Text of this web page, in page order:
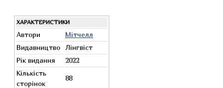
ХАРАКТЕРИСТИКИ
Автори
Мітчелл
Видавництво
Лінгвіст
Рік видання
2022
Кількість
сторінок
88